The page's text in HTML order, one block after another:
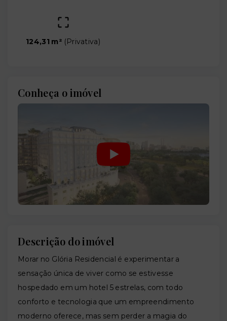
124,31 m² (Privativa)
Conheça o imóvel
Descrição do imóvel
Morar no Glória Residencial é experimentar a
sensação única de viver como se estivesse
hospedado em um hotel 5 estrelas, com todo
conforto e tecnologia que um empreendimento
moderno oferece, mas sem perder a magia do